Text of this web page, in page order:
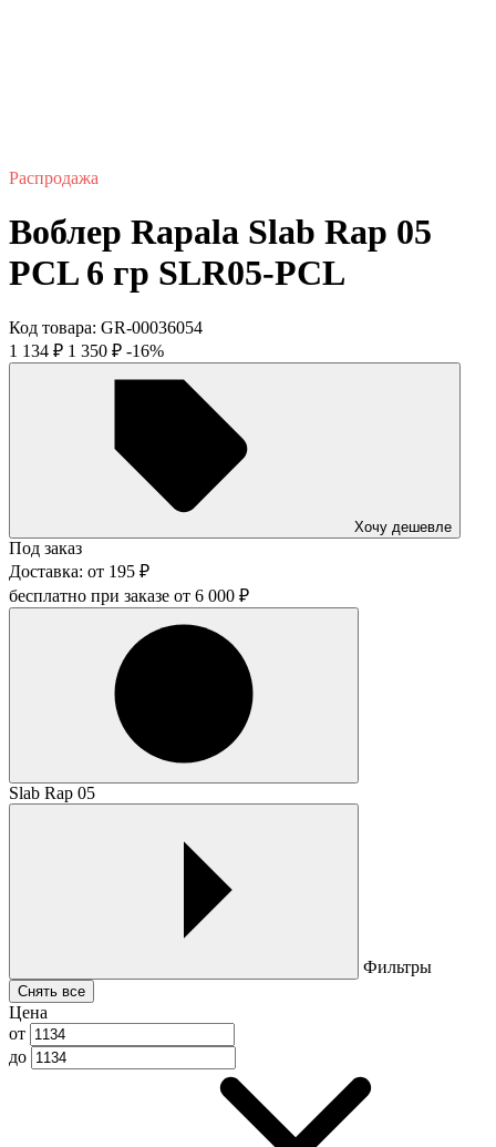
Распродажа
Воблер Rapala Slab Rap 05
PCL 6 гр SLR05-PCL
Код товара: GR-00036054
1 134 ₽ 1 350 ₽ -16%
Хочу дешевле
Под заказ
Доставка: от 195 ₽
бесплатно при заказе от 6 000 ₽
Slab Rap 05
Фильтры
Снять все
Цена
от
до